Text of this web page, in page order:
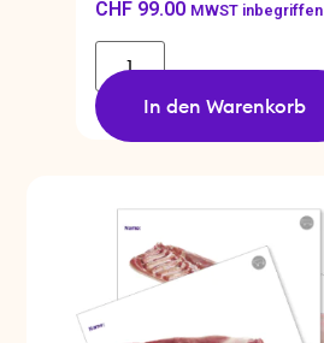
CHF99.00 MWST inbegriffen
In den Warenkorb